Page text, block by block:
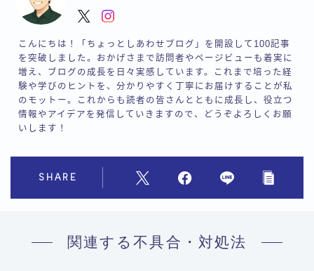
こんにちは！「ちょっとしあわせブログ」を開設して100記事
を突破しました。おかげさまで訪問者やページビューも着実に
増え、ブログの成長を日々実感しています。これまで培った経
験や学びのヒントを、分かりやすく丁寧にお届けすることが私
のモットー。これからも読者の皆さんとともに成長し、役立つ
情報やアイデアを発信していきますので、どうぞよろしくお願
いします！
SHARE
関連する不具合・対処法